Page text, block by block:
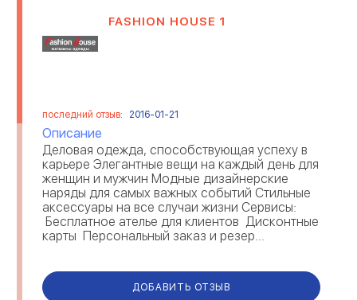
FASHION HOUSE 1
последний отзыв: 2016-01-21
Описание
Деловая одежда, способствующая успеху в
карьере Элегантные вещи на каждый день для
женщин и мужчин Модные дизайнерские
наряды для самых важных событий Стильные
аксессуары на все случаи жизни Сервисы:
Бесплатное ателье для клиентов Дисконтные
карты Персональный заказ и резер...
ДОБАВИТЬ ОТЗЫВ